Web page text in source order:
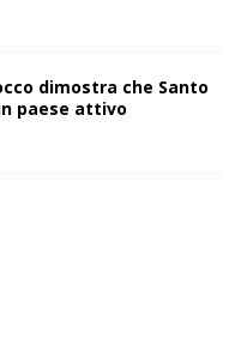
dimostra che Santo
paese attivo